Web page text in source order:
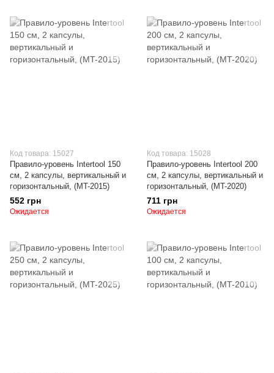
Код товара: 15027
Правило-уровень Intertool 150
см, 2 капсулы, вертикальный и
горизонтальный, (MT-2015)
552 грн
Ожидается
Код товара: 15028
Правило-уровень Intertool 200
см, 2 капсулы, вертикальный и
горизонтальный, (MT-2020)
711 грн
Ожидается